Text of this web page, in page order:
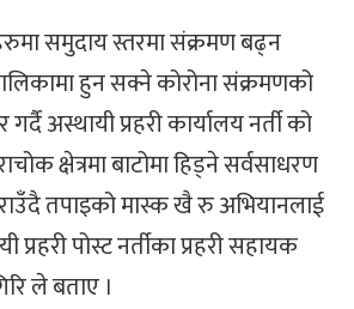
समुदाय स्तरमा संक्रमण बढ्न
हुन सक्ने कोरोना संक्रमणको
अस्थायी प्रहरी कार्यालय नर्ती को
क्षेत्रमा बाटोमा हिड्ने सर्वसाधरण
तपाइको मास्क खै रु अभियानलाई
प्रहरी पोस्ट नर्तीका प्रहरी सहायक
ले बताए ।